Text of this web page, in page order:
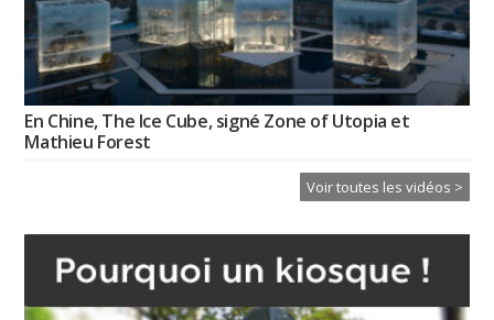
En Chine, The Ice Cube, signé Zone of Utopia et
Mathieu Forest
Voir toutes les vidéos >